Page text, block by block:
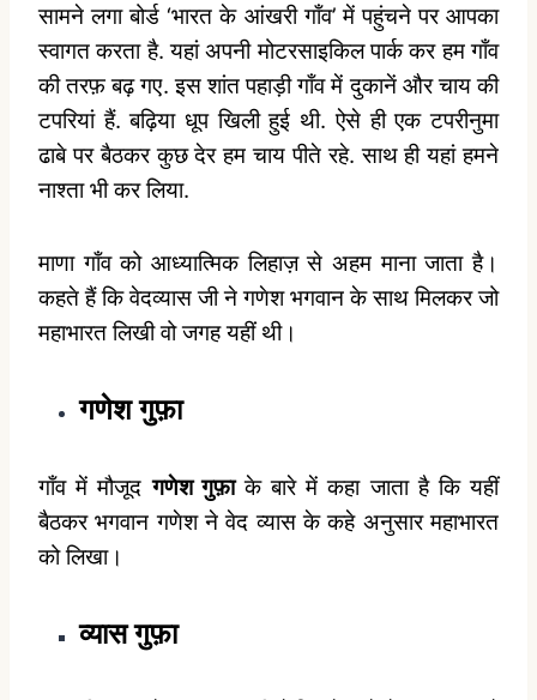
सामने लगा बोर्ड ‘भारत के आंखरी गाँव’ में पहुंचने पर आपका
स्वागत करता है. यहां अपनी मोटरसाइकिल पार्क कर हम गाँव
की तरफ़ बढ़ गए. इस शांत पहाड़ी गाँव में दुकानें और चाय की
टपरियां हैं. बढ़िया धूप खिली हुई थी. ऐसे ही एक टपरीनुमा
ढाबे पर बैठकर कुछ देर हम चाय पीते रहे. साथ ही यहां हमने
नाश्ता भी कर लिया.
माणा गाँव को आध्यात्मिक लिहाज़ से अहम माना जाता है।
कहते हैं कि वेदव्यास जी ने गणेश भगवान के साथ मिलकर जो
महाभारत लिखी वो जगह यहीं थी।
गणेश गुफ़ा
गाँव में मौजूदगणेश गुफ़ाके बारे में कहा जाता है कि यहीं
बैठकर भगवान गणेश ने वेद व्यास के कहे अनुसार महाभारत
को लिखा।
व्यास गुफ़ा